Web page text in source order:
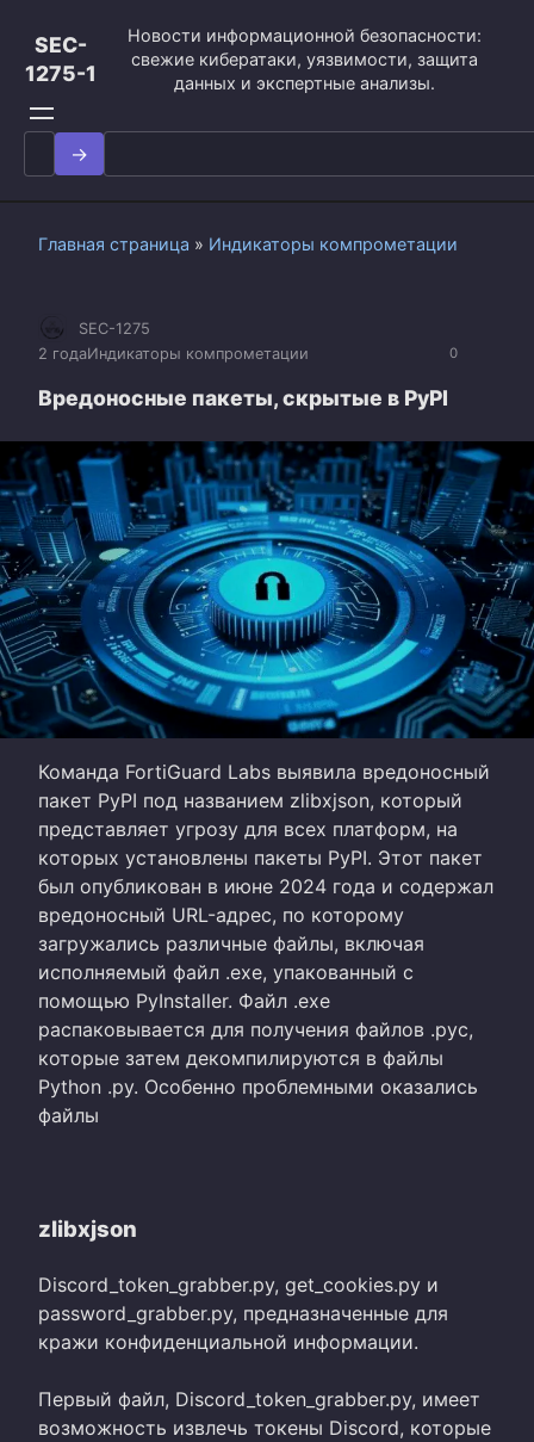
контенту
SEC-
1275-1
Новости информационной безопасности:
свежие кибератаки, уязвимости, защита
данных и экспертные анализы.
Search
for:
Главная страница » Индикаторы компрометации
0
SEC-1275
2 годаИндикаторы компрометации
Вредоносные пакеты, скрытые в PyPI
Команда FortiGuard Labs выявила вредоносный
пакет PyPI под названием zlibxjson, который
представляет угрозу для всех платформ, на
которых установлены пакеты PyPI. Этот пакет
был опубликован в июне 2024 года и содержал
вредоносный URL-адрес, по которому
загружались различные файлы, включая
исполняемый файл .exe, упакованный с
помощью PyInstaller. Файл .exe
распаковывается для получения файлов .pyc,
которые затем декомпилируются в файлы
Python .py. Особенно проблемными оказались
файлы
zlibxjson
Discord_token_grabber.py, get_cookies.py и
password_grabber.py, предназначенные для
кражи конфиденциальной информации.
Первый файл, Discord_token_grabber.py, имеет
возможность извлечь токены Discord, которые